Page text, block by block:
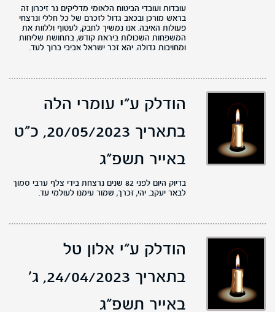
עובדות ועובדי הביטוח הלאומי מדליקים נר זיכרון זה
בראש מורכן ובכאב גדול לזכרם של כל חללי ונרצחי
פעולות האיבה. אנו נמשיך לחבק, לעטוף וללוות את
המשפחות השכולות ביראת קודש, בתחושת שליחות
ומחויבות גדולה. יהא זכר ישראל אביבי ברוך לעד.
הודלק ע"י עומרי הלה
בתאריך 20/05/2023,
כ"ט
באייר תשפ"ג
בדיוק היום לפני 82 שנים נרצחת בידי צלף ערבי סמוך
לבאר יעקב. יהי, זכרך, שמור עימנו לעולמי עד.
הודלק ע"י אלון טל
בתאריך 24/04/2023,
ג'
באייר תשפ"ג